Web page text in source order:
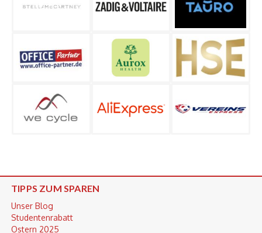
TIPPS ZUM SPAREN
Unser Blog
Studentenrabatt
Ostern 2025